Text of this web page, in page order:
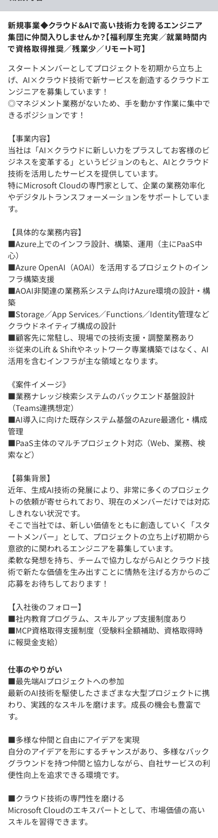
新規事業◆クラウド＆AIで高い技術力を誇るエンジニア
集団に仲間入りしませんか？【福利厚生充実／就業時間内
で資格取得推奨／残業少／リモート可】
スタートメンバーとしてプロジェクトを初期から立ち上
げ、AI×クラウド技術で新サービスを創造するクラウドエ
ンジニアを募集しています！
◎マネジメント業務がないため、手を動かす作業に集中で
きるポジションです！
【事業内容】
当社は「AI×クラウドに新しい力をプラスしてお客様のビ
ジネスを変革する」というビジョンのもと、AIとクラウド
技術を活用したサービスを提供しています。
特にMicrosoft Cloudの専門家として、企業の業務効率化
やデジタルトランスフォーメーションをサポートしていま
す。
【具体的な業務内容】
■Azure上でのインフラ設計、構築、運用（主にPaaS中
心）
■Azure OpenAI（AOAI）を活用するプロジェクトのイン
フラ構築支援
■AOAI非関連の業務系システム向けAzure環境の設計・構
築
■Storage／App Services／Functions／Identity管理など
クラウドネイティブ構成の設計
■顧客先に常駐し、現場での技術支援・調整業務あり
※従来のLift & Shiftやネットワーク専業構築ではなく、AI
活用を含むインフラが主な領域となります。
《案件イメージ》
■業務ナレッジ検索システムのバックエンド基盤設計
（Teams連携想定）
■AI導入に向けた既存システム基盤のAzure最適化・構成
管理
■PaaS主体のマルチプロジェクト対応（Web、業務、検
索など）
【募集背景】
近年、生成AI技術の発展により、非常に多くのプロジェク
トの依頼が寄せられており、現在のメンバーだけでは対応
しきれない状況です。
そこで当社では、新しい価値をともに創造していく「スタ
ートメンバー」として、プロジェクトの立ち上げ初期から
意欲的に関われるエンジニアを募集しています。
柔軟な発想を持ち、チームで協力しながらAIとクラウド技
術で新たな価値を生み出すことに情熱を注げる方からのご
応募をお待ちしております！
【入社後のフォロー】
■社内教育プログラム、スキルアップ支援制度あり
■MCP資格取得支援制度（受験料全額補助、資格取得時
に報奨金支給）
仕事のやりがい
■最先端AIプロジェクトへの参加
最新のAI技術を駆使したさまざまな大型プロジェクトに携
わり、実践的なスキルを磨けます。成長の機会も豊富で
す。
■多様な仲間と自由にアイデアを実現
自分のアイデアを形にするチャンスがあり、多様なバック
グラウンドを持つ仲間と協力しながら、自社サービスの利
便性向上を追求できる環境です。
■クラウド技術の専門性を磨ける
Microsoft Cloudのエキスパートとして、市場価値の高い
スキルを習得できます。